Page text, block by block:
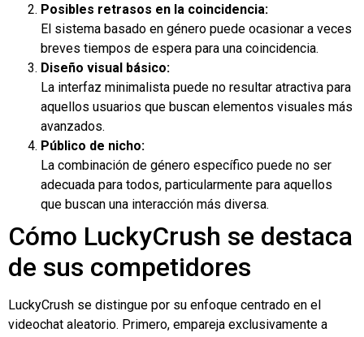
Posibles retrasos en la coincidencia:
El sistema basado en género puede ocasionar a veces
breves tiempos de espera para una coincidencia.
Diseño visual básico:
La interfaz minimalista puede no resultar atractiva para
aquellos usuarios que buscan elementos visuales más
avanzados.
Público de nicho:
La combinación de género específico puede no ser
adecuada para todos, particularmente para aquellos
que buscan una interacción más diversa.
Cómo LuckyCrush se destaca
de sus competidores
LuckyCrush se distingue por su enfoque centrado en el
videochat aleatorio. Primero, empareja exclusivamente a